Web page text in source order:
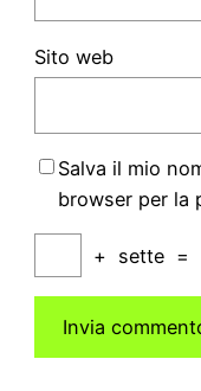
Sito web
Salva il mio
browser per la
+ sette =